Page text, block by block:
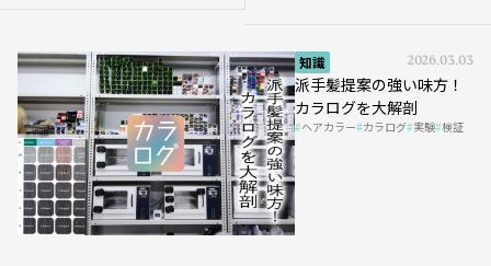
知識 2026.03.03
派手髪提案の強い味方！
カラログを大解剖
ヘアカラー カラログ 実験 検証